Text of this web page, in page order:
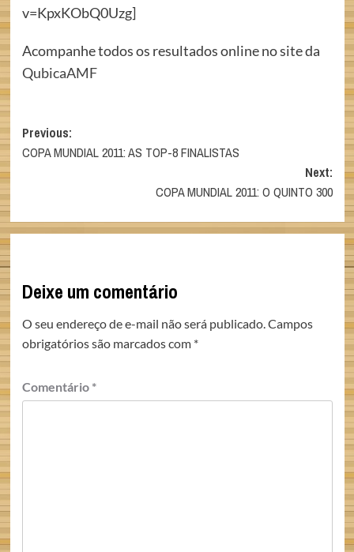
v=KpxKObQ0Uzg]
Acompanhe todos os resultados online no site da
QubicaAMF
Post
navigation
Previous:
COPA MUNDIAL 2011: AS TOP-8 FINALISTAS
Next:
COPA MUNDIAL 2011: O QUINTO 300
Deixe um comentário
O seu endereço de e-mail não será publicado.Campos
obrigatórios são marcados com *
Comentário *